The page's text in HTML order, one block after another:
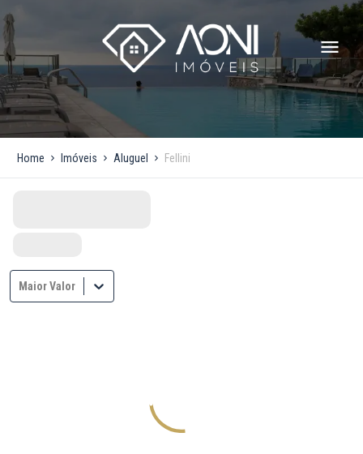
Home Imóveis Aluguel Fellini
Maior Valor